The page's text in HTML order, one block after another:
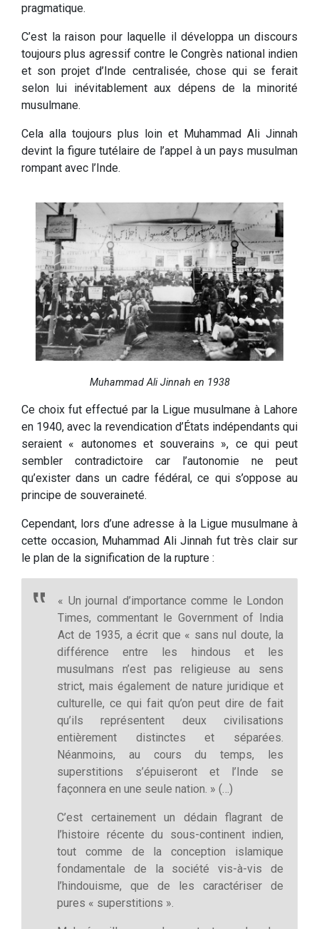
pragmatique.
C’est la raison pour laquelle il développa un discours
toujours plus agressif contre le Congrès national indien
et son projet d’Inde centralisée, chose qui se ferait
selon lui inévitablement aux dépens de la minorité
musulmane.
Cela alla toujours plus loin et Muhammad Ali Jinnah
devint la figure tutélaire de l’appel à un pays musulman
rompant avec l’Inde.
Muhammad Ali Jinnah en 1938
Ce choix fut effectué par la Ligue musulmane à Lahore
en 1940, avec la revendication d’États indépendants qui
seraient « autonomes et souverains », ce qui peut
sembler contradictoire car l’autonomie ne peut
qu’exister dans un cadre fédéral, ce qui s’oppose au
principe de souveraineté.
Cependant, lors d’une adresse à la Ligue musulmane à
cette occasion, Muhammad Ali Jinnah fut très clair sur
le plan de la signification de la rupture :
« Un journal d’importance comme le London
Times, commentant le Government of India
Act de 1935, a écrit que « sans nul doute, la
différence entre les hindous et les
musulmans n’est pas religieuse au sens
strict, mais également de nature juridique et
culturelle, ce qui fait qu’on peut dire de fait
qu’ils représentent deux civilisations
entièrement distinctes et séparées.
Néanmoins, au cours du temps, les
superstitions s’épuiseront et l’Inde se
façonnera en une seule nation. » (…)
C’est certainement un dédain flagrant de
l’histoire récente du sous-continent indien,
tout comme de la conception islamique
fondamentale de la société vis-à-vis de
l’hindouisme, que de les caractériser de
pures « superstitions ».